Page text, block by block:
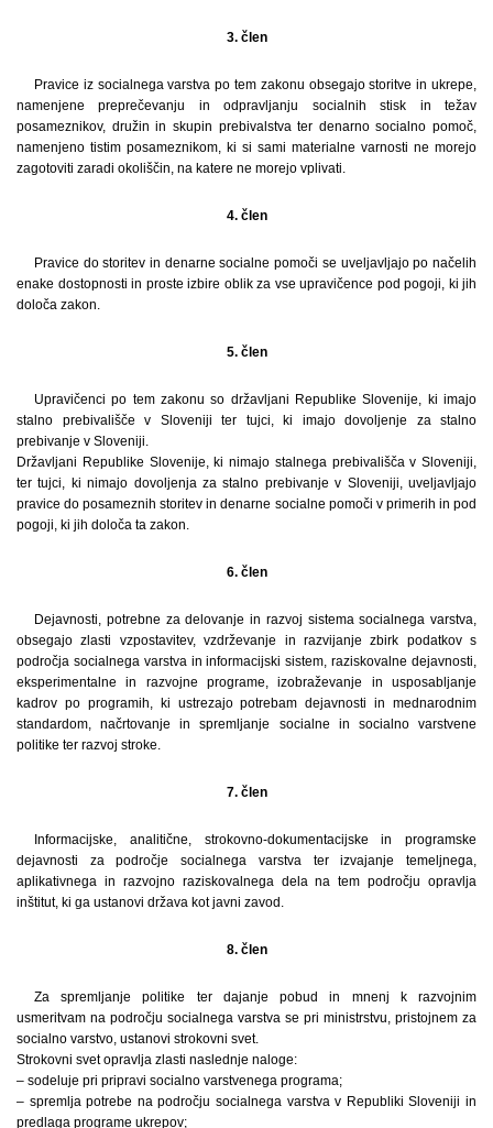
3. člen
Pravice iz socialnega varstva po tem zakonu obsegajo storitve in ukrepe,
namenjene preprečevanju in odpravljanju socialnih stisk in težav
posameznikov, družin in skupin prebivalstva ter denarno socialno pomoč,
namenjeno tistim posameznikom, ki si sami materialne varnosti ne morejo
zagotoviti zaradi okoliščin, na katere ne morejo vplivati.
4. člen
Pravice do storitev in denarne socialne pomoči se uveljavljajo po načelih
enake dostopnosti in proste izbire oblik za vse upravičence pod pogoji, ki jih
določa zakon.
5. člen
Upravičenci po tem zakonu so državljani Republike Slovenije, ki imajo
stalno prebivališče v Sloveniji ter tujci, ki imajo dovoljenje za stalno
prebivanje v Sloveniji.
Državljani Republike Slovenije, ki nimajo stalnega prebivališča v Sloveniji,
ter tujci, ki nimajo dovoljenja za stalno prebivanje v Sloveniji, uveljavljajo
pravice do posameznih storitev in denarne socialne pomoči v primerih in pod
pogoji, ki jih določa ta zakon.
6. člen
Dejavnosti, potrebne za delovanje in razvoj sistema socialnega varstva,
obsegajo zlasti vzpostavitev, vzdrževanje in razvijanje zbirk podatkov s
področja socialnega varstva in informacijski sistem, raziskovalne dejavnosti,
eksperimentalne in razvojne programe, izobraževanje in usposabljanje
kadrov po programih, ki ustrezajo potrebam dejavnosti in mednarodnim
standardom, načrtovanje in spremljanje socialne in socialno varstvene
politike ter razvoj stroke.
7. člen
Informacijske, analitične, strokovno-dokumentacijske in programske
dejavnosti za področje socialnega varstva ter izvajanje temeljnega,
aplikativnega in razvojno raziskovalnega dela na tem področju opravlja
inštitut, ki ga ustanovi država kot javni zavod.
8. člen
Za spremljanje politike ter dajanje pobud in mnenj k razvojnim
usmeritvam na področju socialnega varstva se pri ministrstvu, pristojnem za
socialno varstvo, ustanovi strokovni svet.
Strokovni svet opravlja zlasti naslednje naloge:
– sodeluje pri pripravi socialno varstvenega programa;
– spremlja potrebe na področju socialnega varstva v Republiki Sloveniji in
predlaga programe ukrepov;